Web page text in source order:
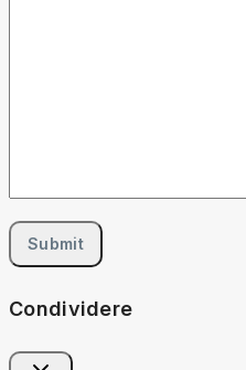
Condividere